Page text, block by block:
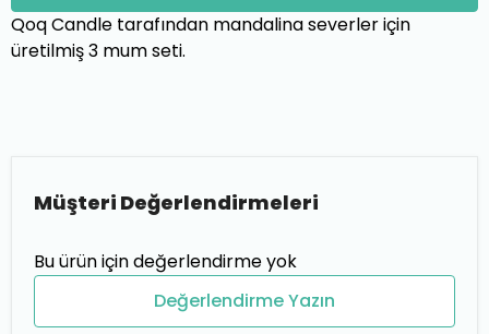
Qoq Candle tarafından mandalina severler için
üretilmiş 3 mum seti.
Müşteri Değerlendirmeleri
Bu ürün için değerlendirme yok
Değerlendirme Yazın